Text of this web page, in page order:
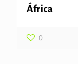
África
0